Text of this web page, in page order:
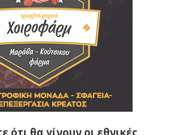
ότι θα γίνουν οι εθνικές
Το φθινόπωρο του 2026
Την άνοιξη του 2027